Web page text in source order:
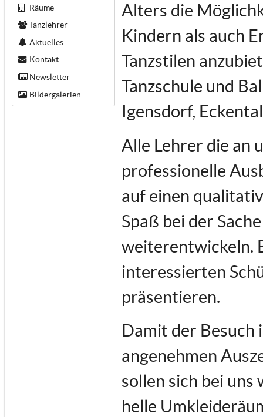
Räume
Tanzlehrer
Aktuelles
Kontakt
Newsletter
Bildergalerien
Alters die
Kindern als auch
Tanzstilen
Tanzschule und
Igensdorf,
Alle Lehrer die an
professionelle
auf einen
Spaß bei der
weiterentwickeln.
interessierten
präsentieren.
Damit der Besuch
angenehmen
sollen sich bei
helle